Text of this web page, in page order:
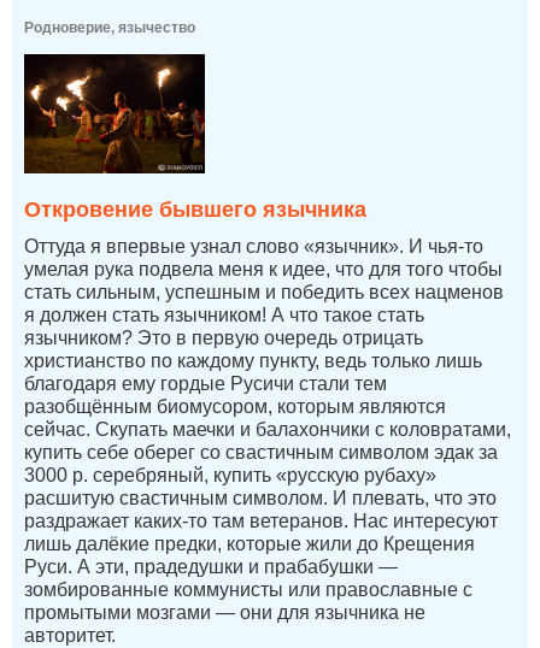
Родноверие, язычество
Откровение бывшего язычника
Оттуда я впервые узнал слово «язычник». И чья-то
умелая рука подвела меня к идее, что для того чтобы
стать сильным, успешным и победить всех нацменов
я должен стать язычником! А что такое стать
язычником? Это в первую очередь отрицать
христианство по каждому пункту, ведь только лишь
благодаря ему гордые Русичи стали тем
разобщённым биомусором, которым являются
сейчас. Скупать маечки и балахончики с коловратами,
купить себе оберег со свастичным символом эдак за
3000 р. серебряный, купить «русскую рубаху»
расшитую свастичным символом. И плевать, что это
раздражает каких-то там ветеранов. Нас интересуют
лишь далёкие предки, которые жили до Крещения
Руси. А эти, прадедушки и прабабушки —
зомбированные коммунисты или православные с
промытыми мозгами — они для язычника не
авторитет.